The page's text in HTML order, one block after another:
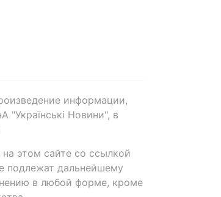
информации,
"Українські Новини", в
этом сайте со ссылкой
подлежат дальнейшему
в любой форме, кроме